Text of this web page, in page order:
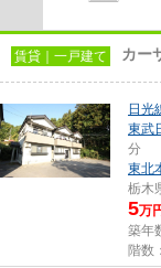
賃貸｜一戸建て カー
日光
東武
分
東北
栃木
5万
築年
階数